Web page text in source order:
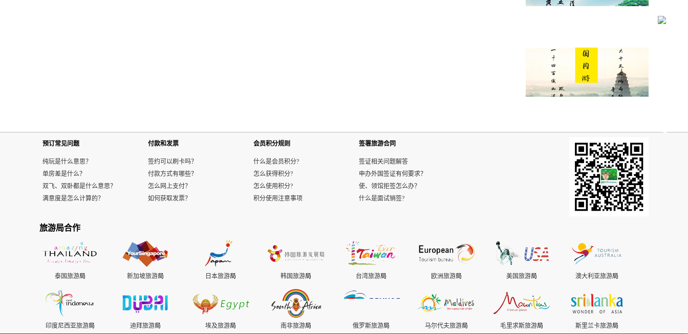
预订常见问题
纯玩是什么意思？
单房差是什么？
双飞、双卧都是什么意思？
满意度是怎么计算的？
付款和发票
签约可以刷卡吗？
付款方式有哪些？
怎么网上支付？
如何获取发票？
会员积分规则
什么是会员积分?
怎么获得积分?
怎么使用积分?
积分使用注意事项
签署旅游合同
签证相关问题解答
申办外国签证有何要求？
使、领馆拒签怎么办？
什么是面试销签?
旅游局合作
泰国旅游局 新加坡旅游局 日本旅游局 韩国旅游局 台湾旅游局 欧洲旅游局 美国旅游局 澳大利亚旅游局
印度尼西亚旅游局 迪拜旅游局 埃及旅游局 南非旅游局 俄罗斯旅游局 马尔代夫旅游局 毛里求斯旅游局 斯里兰卡旅游局